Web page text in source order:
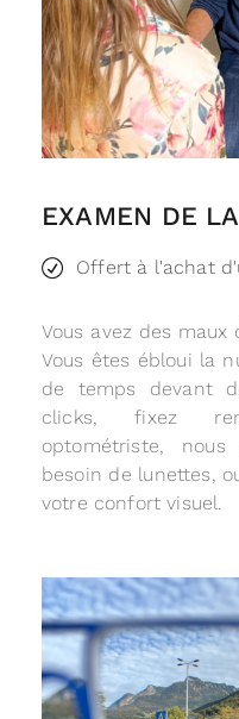
EXAMEN DE
Offert à l'achat
Vous avez des
Vous êtes ébloui la
de temps devant
clicks, fixez
optométriste,
besoin de lunettes,
votre confort visuel.